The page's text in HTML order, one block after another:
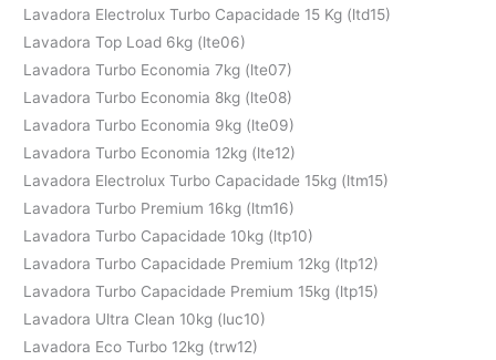
Lavadora Electrolux Turbo Capacidade 15 Kg (ltd15)
Lavadora Top Load 6kg (lte06)
Lavadora Turbo Economia 7kg (lte07)
Lavadora Turbo Economia 8kg (lte08)
Lavadora Turbo Economia 9kg (lte09)
Lavadora Turbo Economia 12kg (lte12)
Lavadora Electrolux Turbo Capacidade 15kg (ltm15)
Lavadora Turbo Premium 16kg (ltm16)
Lavadora Turbo Capacidade 10kg (ltp10)
Lavadora Turbo Capacidade Premium 12kg (ltp12)
Lavadora Turbo Capacidade Premium 15kg (ltp15)
Lavadora Ultra Clean 10kg (luc10)
Lavadora Eco Turbo 12kg (trw12)